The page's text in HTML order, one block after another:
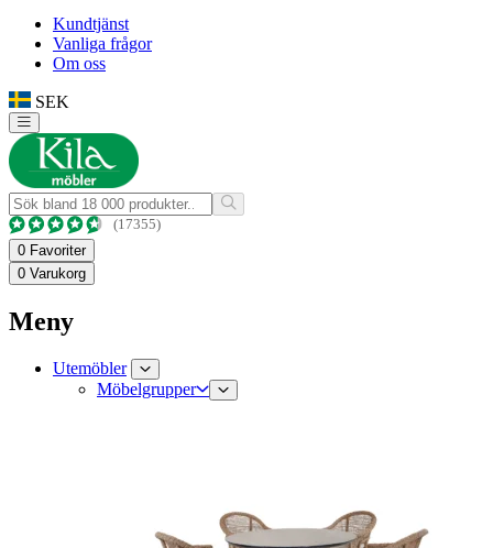
Kundtjänst
Vanliga frågor
Om oss
SEK
(17355)
0 Favoriter
0 Varukorg
Meny
Utemöbler
Möbelgrupper